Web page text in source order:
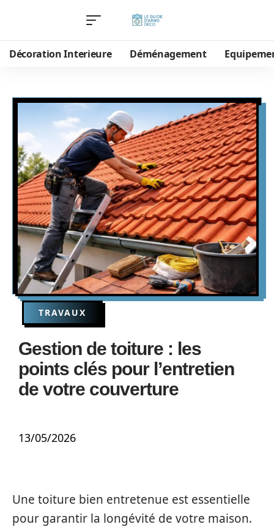
Décoration Interieure Déménagement
TRAVAUX
Gestion de toiture : les
points clés pour l’entretien
de votre couverture
13/05/2026
Une toiture bien entretenue est essentielle
pour garantir la longévité de votre maison.